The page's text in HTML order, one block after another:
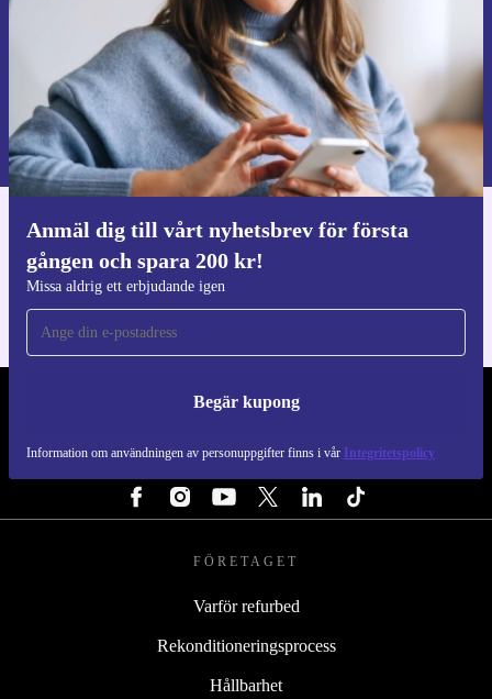
Anmäl dig till vårt nyhetsbrev för första
gången och spara 200 kr!
Missa aldrig ett erbjudande igen
Begär kupong
Information om användningen av personuppgifter finns i vår Integritetspolicy
Begär kupong
Information om användningen av personuppgifter finns i vår
Integritetspolicy
Ladda ner refurbed appen
För iOS och Android
REFURBED SVERIGE - RETHINK NEW.
FÖLJ OSS
FÖRETAGET
Varför refurbed
Rekonditioneringsprocess
Hållbarhet